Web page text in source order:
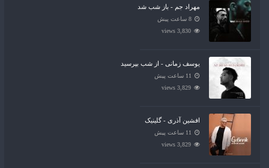
مهراد جم - باز شب شد
8 ساعت پیش
3,830 views
یوسف زمانی - از شب بپرسید
11 ساعت پیش
3,829 views
افشین آذری - گلینیک
11 ساعت پیش
3,829 views